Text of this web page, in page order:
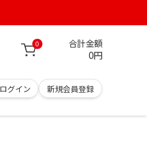
0 合計金額
0円
ログイン 新規会員登録